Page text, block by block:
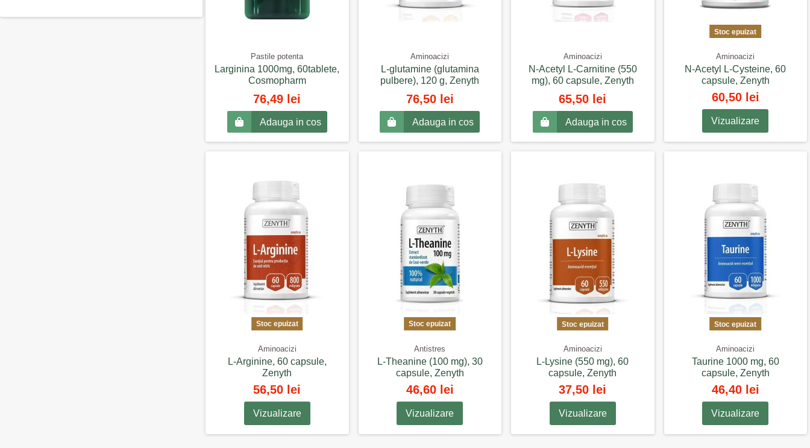
Pastile potenta
Larginina 1000mg, 60tablete,
Cosmopharm
76,49 lei
Adauga in cos
Aminoacizi
L-glutamine (glutamina
pulbere), 120 g, Zenyth
76,50 lei
Adauga in cos
Aminoacizi
N-Acetyl L-Carnitine (550
mg), 60 capsule, Zenyth
65,50 lei
Adauga in cos
Stoc epuizat
Aminoacizi
N-Acetyl L-Cysteine, 60
capsule, Zenyth
60,50 lei
Vizualizare
Stoc epuizat
Aminoacizi
L-Arginine, 60 capsule,
Zenyth
56,50 lei
Vizualizare
Stoc epuizat
Antistres
L-Theanine (100 mg), 30
capsule, Zenyth
46,60 lei
Vizualizare
Stoc epuizat
Aminoacizi
L-Lysine (550 mg), 60
capsule, Zenyth
37,50 lei
Vizualizare
Stoc epuizat
Aminoacizi
Taurine 1000 mg, 60
capsule, Zenyth
46,40 lei
Vizualizare